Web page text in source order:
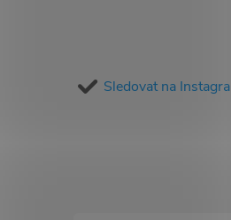
Sledovat na